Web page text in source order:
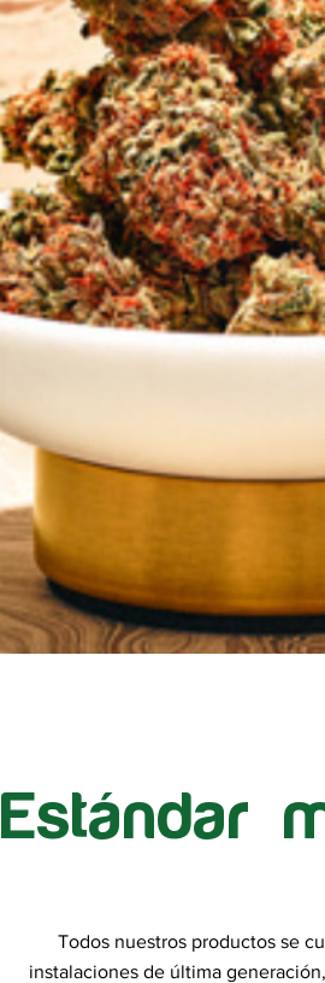
Estándar
Todos nuestros productos se
instalaciones de última